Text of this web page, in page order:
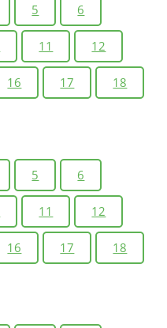
5 6
11 12
16 17 18
5 6
11 12
16 17 18